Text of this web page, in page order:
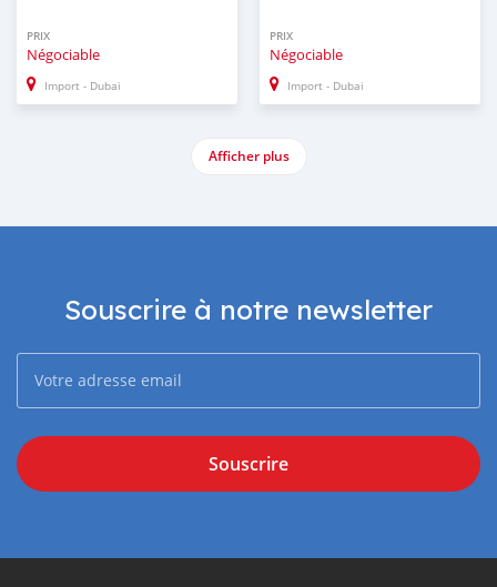
PRIX
Négociable
Import - Dubai
PRIX
Négociable
Import - Dubai
Afficher plus
Souscrire à notre newsletter
Souscrire